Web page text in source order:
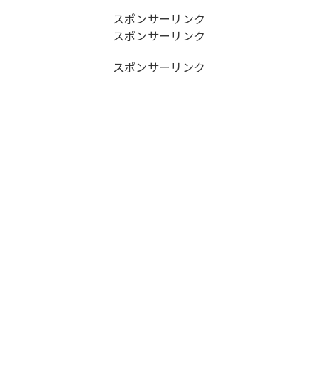
スポンサーリンク
スポンサーリンク
スポンサーリンク